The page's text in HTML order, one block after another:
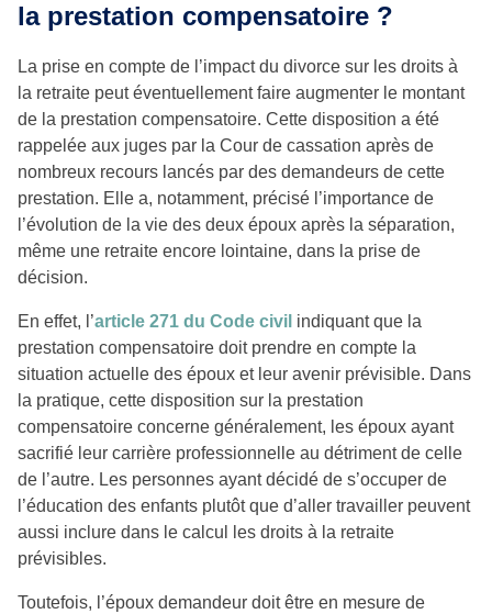
la prestation compensatoire ?
La prise en compte de l’impact du divorce sur les droits à
la retraite peut éventuellement faire augmenter le montant
de la prestation compensatoire. Cette disposition a été
rappelée aux juges par la Cour de cassation après de
nombreux recours lancés par des demandeurs de cette
prestation. Elle a, notamment, précisé l’importance de
l’évolution de la vie des deux époux après la séparation,
même une retraite encore lointaine, dans la prise de
décision.
En effet, l’article 271 du Code civil indiquant que la
prestation compensatoire doit prendre en compte la
situation actuelle des époux et leur avenir prévisible. Dans
la pratique, cette disposition sur la prestation
compensatoire concerne généralement, les époux ayant
sacrifié leur carrière professionnelle au détriment de celle
de l’autre. Les personnes ayant décidé de s’occuper de
l’éducation des enfants plutôt que d’aller travailler peuvent
aussi inclure dans le calcul les droits à la retraite
prévisibles.
Toutefois, l’époux demandeur doit être en mesure de